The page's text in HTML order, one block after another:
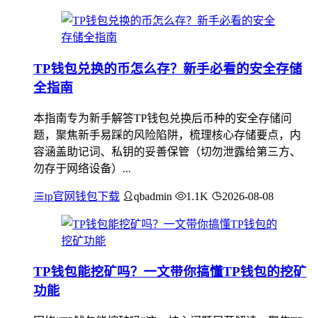
TP钱包兑换的币怎么存？新手必看的安全存储
全指南
本指南专为新手解答TP钱包兑换后币种的安全存储问
题，聚焦新手易踩的风险陷阱，梳理核心存储要点，内
容涵盖助记词、私钥的妥善保管（切勿泄露给第三方、
勿存于网络设备）...
tp官网钱包下载 qbadmin 1.1K 2026-08-08
TP钱包能挖矿吗？一文带你搞懂TP钱包的挖矿
功能